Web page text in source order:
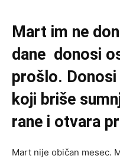
Mart im ne
dane donosi
prošlo.
koji briše
rane i otvara
Mart nije običan mesec.